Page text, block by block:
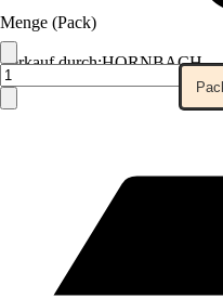
Verkauf durch:HORNBACH
Menge (Pack)